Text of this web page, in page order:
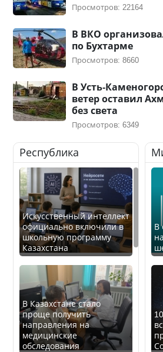
Просмотров: 22164
В ВКО
по Бухтарме
Просмотров: 8660
В Усть-
ветер оставил
без света
Просмотров: 6349
Республика
Искусственный интеллект
официально включили в
школьную программу
Казахстана
В Казахстане стало
проще получить
направления на
медицинские
обследования
В